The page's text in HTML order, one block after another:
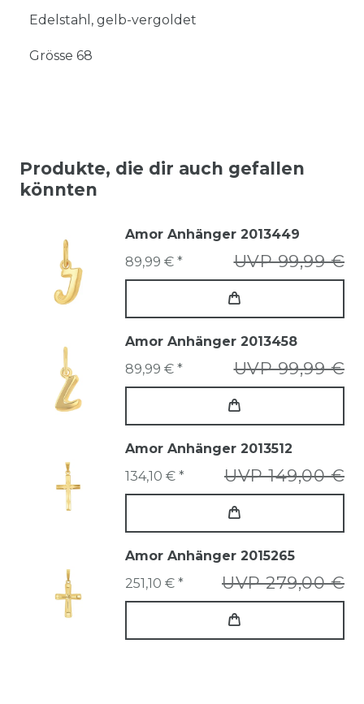
Edelstahl, gelb-vergoldet
Grösse 68
Produkte, die dir auch gefallen
könnten
Amor Anhänger 2013449
UVP 99,99 €
89,99 € *
Amor Anhänger 2013458
UVP 99,99 €
89,99 € *
Amor Anhänger 2013512
UVP 149,00 €
134,10 € *
Amor Anhänger 2015265
UVP 279,00 €
251,10 € *